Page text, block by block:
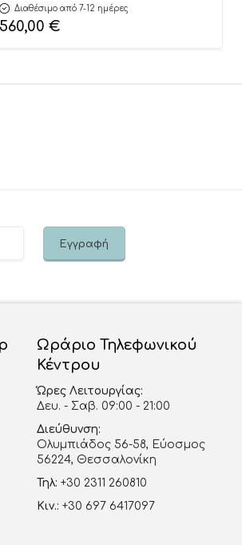
Διαθέσιμο από 7-12 ημέρες
560,00 €
Ωράριο Τηλεφωνικού
Κέντρου
Ώρες Λειτουργίας:
Δευ. - Σαβ. 09:00 - 21:00
Διεύθυνση:
Ολυμπιάδος 56-58, Εύοσμος
56224, Θεσσαλονίκη
Τηλ: +30 2311 260810
Κιν.: +30 697 6417097